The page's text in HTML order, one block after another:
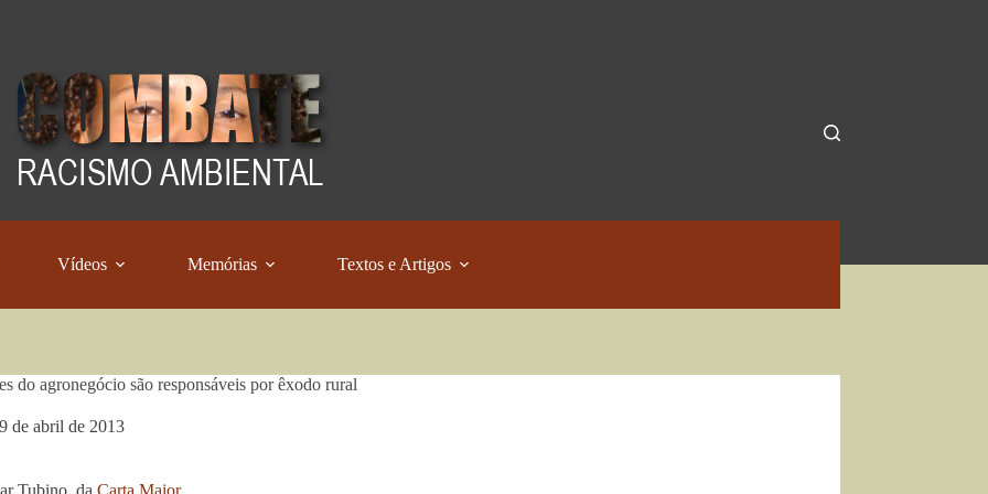
Vídeos Memórias Textos e Artigos
do agronegócio são responsáveis por êxodo rural
de abril de 2013
Tubino, da Carta Maior